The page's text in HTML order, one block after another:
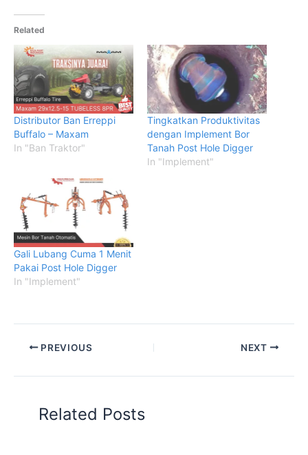
Related
Distributor Ban Erreppi
Buffalo – Maxam
In "Ban Traktor"
Tingkatkan Produktivitas
dengan Implement Bor
Tanah Post Hole Digger
In "Implement"
Gali Lubang Cuma 1 Menit
Pakai Post Hole Digger
In "Implement"
PREVIOUS NEXT
Related Posts